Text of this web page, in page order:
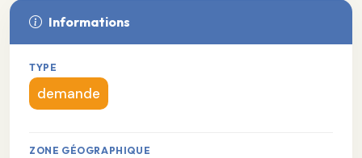
Informations
TYPE
demande
ZONE GÉOGRAPHIQUE